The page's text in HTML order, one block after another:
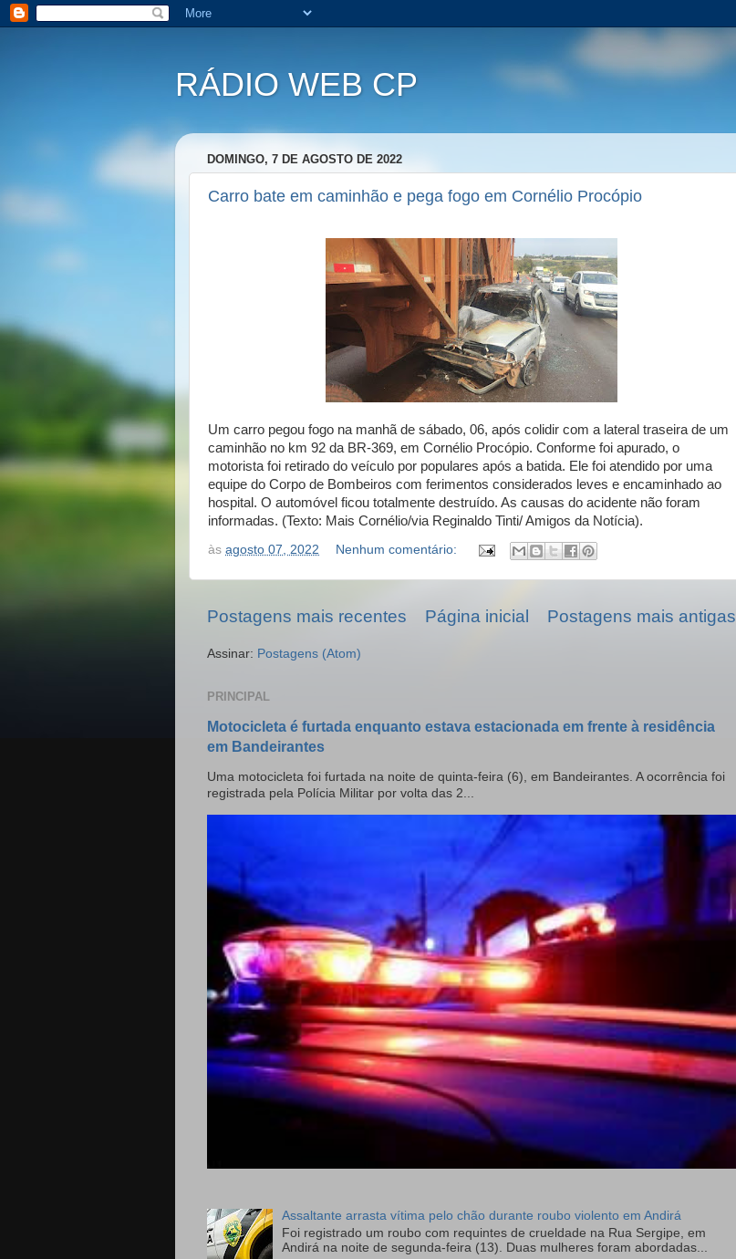
RÁDIO WEB CP
DOMINGO, 7 DE AGOSTO DE 2022
Carro bate em caminhão e pega fogo em Cornélio Procópio
Um carro pegou fogo na manhã de sábado, 06, após colidir com a lateral traseira de um
caminhão no km 92 da BR-369, em Cornélio Procópio. Conforme foi apurado, o
motorista foi retirado do veículo por populares após a batida. Ele foi atendido por uma
equipe do Corpo de Bombeiros com ferimentos considerados leves e encaminhado ao
hospital. O automóvel ficou totalmente destruído. As causas do acidente não foram
informadas. (Texto: Mais Cornélio/via Reginaldo Tinti/ Amigos da Notícia).
às agosto 07, 2022 Nenhum comentário:
Postagens mais recentes Postagens mais antigas
Página inicial
Assinar: Postagens (Atom)
PRINCIPAL
Motocicleta é furtada enquanto estava estacionada em frente à residência
em Bandeirantes
Uma motocicleta foi furtada na noite de quinta-feira (6), em Bandeirantes. A ocorrência foi
registrada pela Polícia Militar por volta das 2...
Assaltante arrasta vítima pelo chão durante roubo violento em Andirá
Foi registrado um roubo com requintes de crueldade na Rua Sergipe, em
Andirá na noite de segunda-feira (13). Duas mulheres foram abordadas...